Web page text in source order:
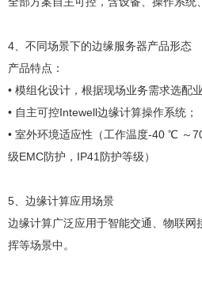
4、不同场景下的边缘服务器产品形态
产品特点：
• 模组化设计，根据现场业务需求选配
• 自主可控Intewell边缘计算操作系统；
• 室外环境适应性（工作温度-40 ℃ ～
级EMC防护，IP41防护等级）
5、边缘计算应用场景
边缘计算广泛应用于智能交通、物联网
挥等场景中。